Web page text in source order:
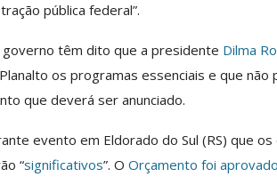
pública federal”.
têm dito que a presidente Dilma
os programas essenciais e que não
que deverá ser anunciado.
evento em Eldorado do Sul (RS) que
“significativos”. O Orçamento foi aprovado
Nacional De
Permanente E
Categoria
Valores